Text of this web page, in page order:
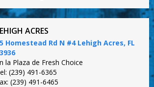
ACRES
Homestead Rd N #4 Lehigh Acres, FL
la Plaza de Fresh Choice
(239) 491-6365
(239) 491-6465